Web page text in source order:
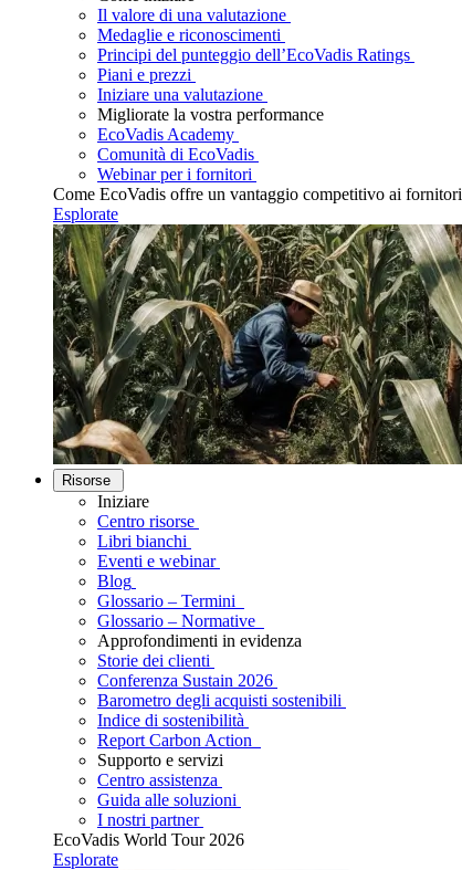
Il valore di una valutazione
Medaglie e riconoscimenti
Principi del punteggio dell’EcoVadis Ratings
Piani e prezzi
Iniziare una valutazione
Migliorate la vostra performance
EcoVadis Academy
Comunità di EcoVadis
Webinar per i fornitori
Come EcoVadis offre un vantaggio competitivo ai fornitori
Esplorate
Risorse
Iniziare
Centro risorse
Libri bianchi
Eventi e webinar
Blog
Glossario – Termini
Glossario – Normative
Approfondimenti in evidenza
Storie dei clienti
Conferenza Sustain 2026
Barometro degli acquisti sostenibili
Indice di sostenibilità
Report Carbon Action
Supporto e servizi
Centro assistenza
Guida alle soluzioni
I nostri partner
EcoVadis World Tour 2026
Esplorate